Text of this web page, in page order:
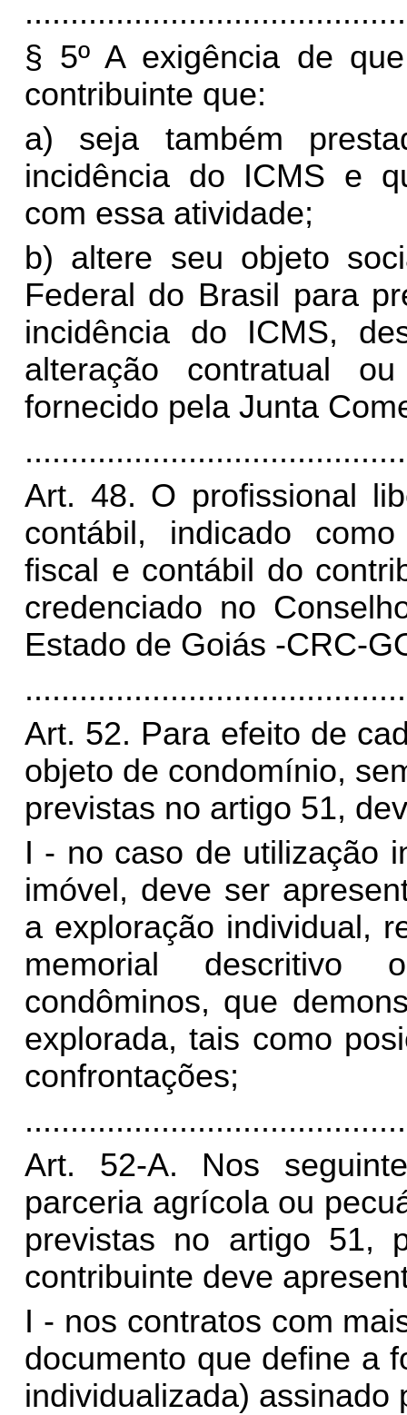
§ 5º A exigência de
contribuinte que:
a) seja também
incidência do ICMS e
com essa atividade;
b) altere seu objeto
Federal do Brasil para
incidência do ICMS,
alteração contratual
fornecido pela Junta
Art. 48. O profissional
contábil, indicado
fiscal e contábil do
credenciado no
Estado de Goiás -CRC-
Art. 52. Para efeito de
objeto de condomínio,
previstas no artigo 51,
I - no caso de utilização
imóvel, deve ser
a exploração individual,
memorial descritivo
condôminos, que
explorada, tais como
confrontações;
Art. 52-A. Nos
parceria agrícola ou
previstas no artigo 51,
contribuinte deve
I - nos contratos com
documento que define a
individualizada) assinado